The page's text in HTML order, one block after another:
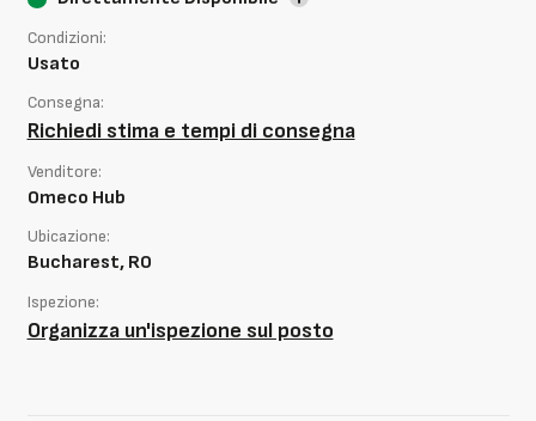
Condizioni:
Usato
Consegna:
Richiedi stima e tempi di consegna
Venditore:
Omeco Hub
Ubicazione:
Bucharest, RO
Ispezione:
Organizza un'ispezione sul posto